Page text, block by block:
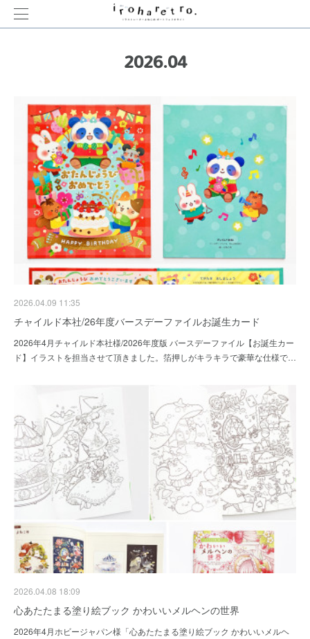
2026.04
2026.04.09 11:35
チャイルド本社/26年度バースデーファイルお誕生カード
2026年4月チャイルド本社様/2026年度版 バースデーファイル【お誕生カー
ド】イラストを担当させて頂きました。箔押しがキラキラで豪華な仕様で…
2026.04.08 18:09
心あたたまる塗り絵ブック かわいいメルヘンの世界
2026年4月ホビージャパン様「心あたたまる塗り絵ブック かわいいメルヘ